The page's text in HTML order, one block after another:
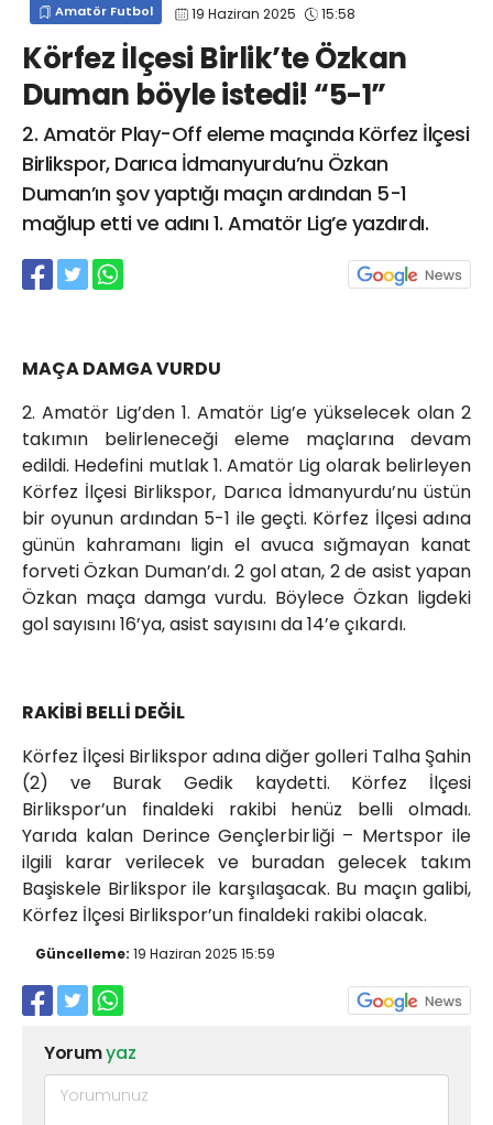
Amatör Futbol 19 Haziran 2025 15:58
Körfez İlçesi Birlik’te Özkan
Duman böyle istedi! “5-1”
2. Amatör Play-Off eleme maçında Körfez İlçesi
Birlikspor, Darıca İdmanyurdu’nu Özkan
Duman’ın şov yaptığı maçın ardından 5-1
mağlup etti ve adını 1. Amatör Lig’e yazdırdı.
MAÇA DAMGA VURDU
2. Amatör Lig’den 1. Amatör Lig’e yükselecek olan 2
takımın belirleneceği eleme maçlarına devam
edildi. Hedefini mutlak 1. Amatör Lig olarak belirleyen
Körfez İlçesi Birlikspor, Darıca İdmanyurdu’nu üstün
bir oyunun ardından 5-1 ile geçti. Körfez İlçesi adına
günün kahramanı ligin el avuca sığmayan kanat
forveti Özkan Duman’dı. 2 gol atan, 2 de asist yapan
Özkan maça damga vurdu. Böylece Özkan ligdeki
gol sayısını 16’ya, asist sayısını da 14’e çıkardı.
RAKİBİ BELLİ DEĞİL
Körfez İlçesi Birlikspor adına diğer golleri Talha Şahin
(2) ve Burak Gedik kaydetti. Körfez İlçesi
Birlikspor’un finaldeki rakibi henüz belli olmadı.
Yarıda kalan Derince Gençlerbirliği – Mertspor ile
ilgili karar verilecek ve buradan gelecek takım
Başiskele Birlikspor ile karşılaşacak. Bu maçın galibi,
Körfez İlçesi Birlikspor’un finaldeki rakibi olacak.
Güncelleme: 19 Haziran 2025 15:59
Yorumyaz
info@spor41.com